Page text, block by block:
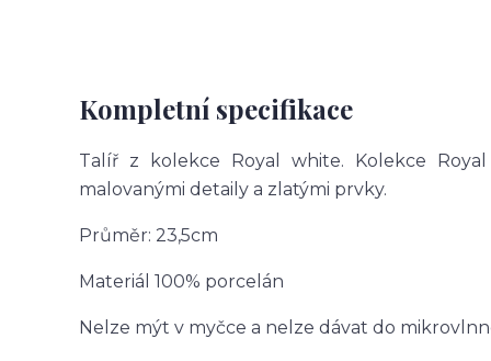
Kompletní specifikace
Talíř z kolekce Royal white. Kolekce
malovanými detaily a zlatými prvky.
Průměr: 23,5cm
Materiál 100% porcelán
Nelze mýt v myčce a nelze dávat do